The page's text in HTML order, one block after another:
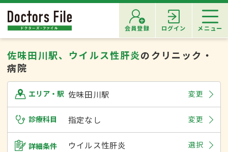
会員登録 ログイン メニュー
佐味田川駅、ウイルス性肝炎のクリニック・
病院
エリア・駅 佐味田川駅 変更
診療科目 指定なし 変更
詳細条件 ウイルス性肝炎 選択